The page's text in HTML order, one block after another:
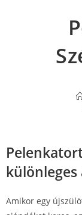
Amikor egy